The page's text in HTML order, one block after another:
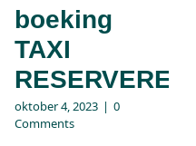
boeking
TAXI
RESERVEREN
oktober 4, 2023 | 0
Comments